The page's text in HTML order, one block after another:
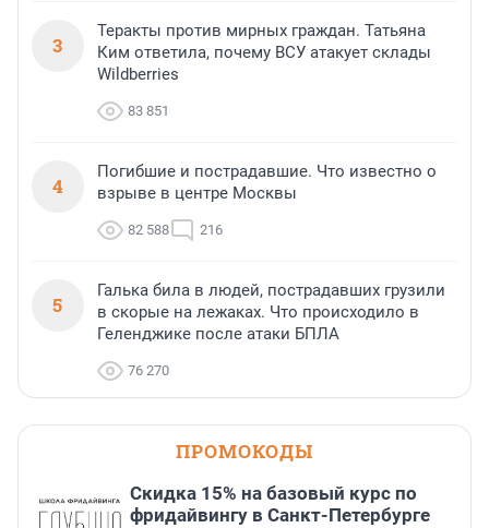
3
Теракты против мирных граждан. Татьяна
Ким ответила, почему ВСУ атакует склады
Wildberries
83 851
4
Погибшие и пострадавшие. Что известно о
взрыве в центре Москвы
82 588 216
5
Галька била в людей, пострадавших грузили
в скорые на лежаках. Что происходило в
Геленджике после атаки БПЛА
76 270
ПРОМОКОДЫ
Скидка 15% на базовый курс по
фридайвингу в Санкт-Петербурге